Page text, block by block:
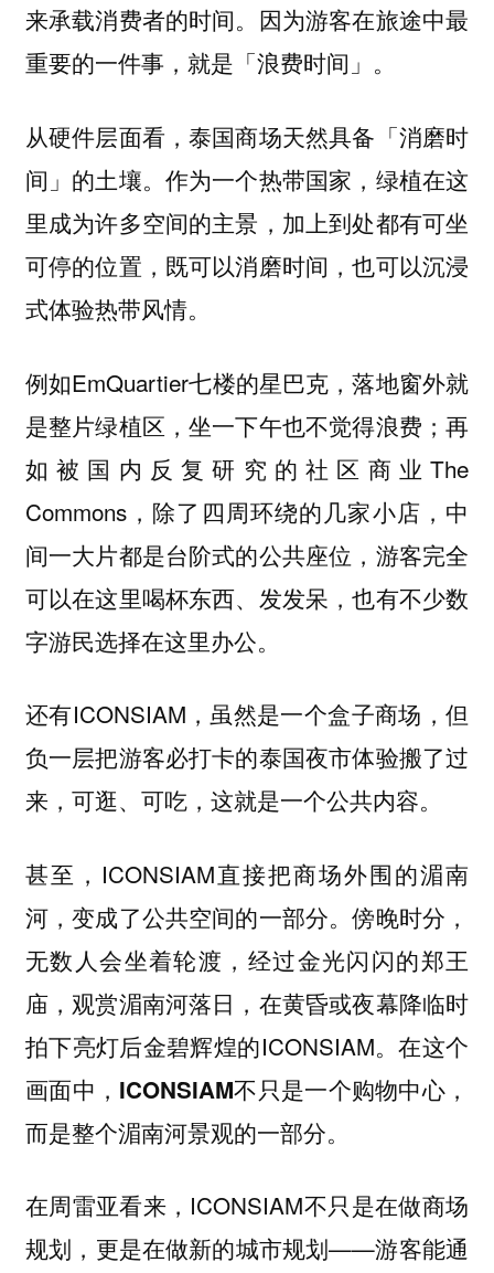
来承载消费者的时间。因为游客在旅途中最
重要的一件事，就是「浪费时间」。
从硬件层面看，泰国商场天然具备「消磨时
间」的土壤。作为一个热带国家，绿植在这
里成为许多空间的主景，加上到处都有可坐
可停的位置，既可以消磨时间，也可以沉浸
式体验热带风情。
例如EmQuartier七楼的星巴克，落地窗外就
是整片绿植区，坐一下午也不觉得浪费；再
如被国内反复研究的社区商业The
Commons，除了四周环绕的几家小店，中
间一大片都是台阶式的公共座位，游客完全
可以在这里喝杯东西、发发呆，也有不少数
字游民选择在这里办公。
还有ICONSIAM，虽然是一个盒子商场，但
负一层把游客必打卡的泰国夜市体验搬了过
来，可逛、可吃，这就是一个公共内容。
甚至，ICONSIAM直接把商场外围的湄南
河，变成了公共空间的一部分。傍晚时分，
无数人会坐着轮渡，经过金光闪闪的郑王
庙，观赏湄南河落日，在黄昏或夜幕降临时
拍下亮灯后金碧辉煌的ICONSIAM。在这个
画面中，ICONSIAM不只是一个购物中心，
而是整个湄南河景观的一部分。
在周雷亚看来，ICONSIAM不只是在做商场
规划，更是在做新的城市规划——游客能通